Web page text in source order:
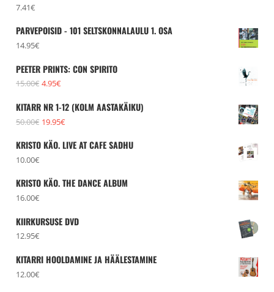
7.41€
PARVEPOISID - 101 SELTSKONNALAULU 1. OSA
14.95€
PEETER PRINTS: CON SPIRITO
15.00€ Algne
oli:
15.00€.
4.95€Praegune
on:
4.95€.
KITARR NR 1-12 (KOLM AASTAKÄIKU)
50.00€ Algne
oli:
19.95€Praegune
on:
KRISTO KÄO. LIVE AT CAFE SADHU
10.00€
KRISTO KÄO. THE DANCE ALBUM
16.00€
KIIRKURSUSE DVD
12.95€
KITARRI HOOLDAMINE JA HÄÄLESTAMINE
12.00€